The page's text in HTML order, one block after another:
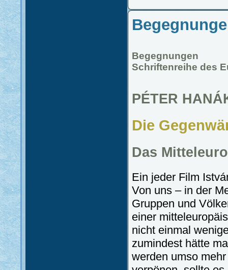
Begegnungen
Schriftenreihe des
PÉTER
Die
Das
Ein jeder Film
Von uns – in der
Gruppen und
einer
nicht einmal
zumindest hätte
werden umso